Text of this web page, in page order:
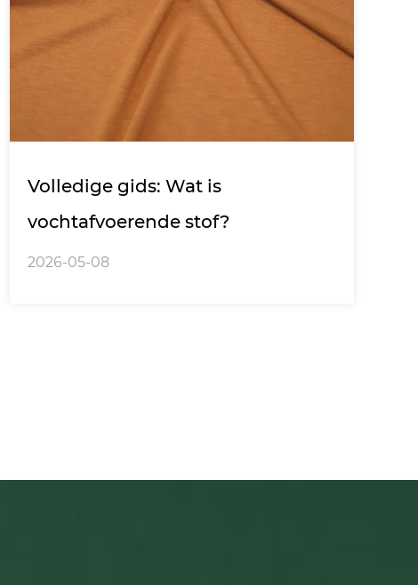
Volledige gids: Wat is
vochtafvoerende stof?
2026-05-08